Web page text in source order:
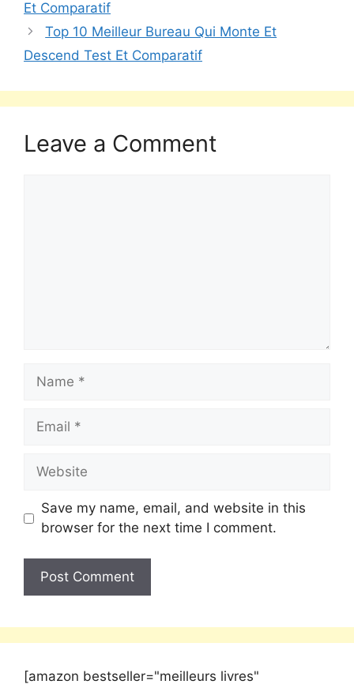
Et Comparatif
Top 10 Meilleur Bureau Qui Monte Et
Descend Test Et Comparatif
Leave a Comment
Save my name, email, and website in this
browser for the next time I comment.
[amazon bestseller="meilleurs livres"